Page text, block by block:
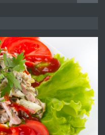
В ЦЕНТЪРА НА ГР.
преди 4 дни
под наем
преди 4 дни